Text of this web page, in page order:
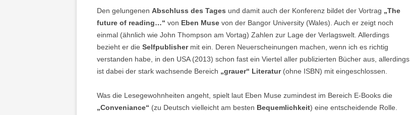
Den gelungenen Abschluss des Tages und damit auch der Konferenz bildet der Vortrag „The
future of reading…“ von Eben Muse von der Bangor University (Wales). Auch er zeigt noch
einmal (ähnlich wie John Thompson am Vortag) Zahlen zur Lage der Verlagswelt. Allerdings
bezieht er die Selfpublishermit ein. Deren Neuerscheinungen machen, wenn ich es richtig
verstanden habe, in den USA (2013) schon fast ein Viertel aller publizierten Bücher aus, allerdings
ist dabei der stark wachsende Bereich „grauer“ Literatur(ohne ISBN) mit eingeschlossen.
Was die Lesegewohnheiten angeht, spielt laut Eben Muse zumindest im Bereich E-Books die
„Conveniance“ (zu Deutsch vielleicht am besten Bequemlichkeit) eine entscheidende Rolle.